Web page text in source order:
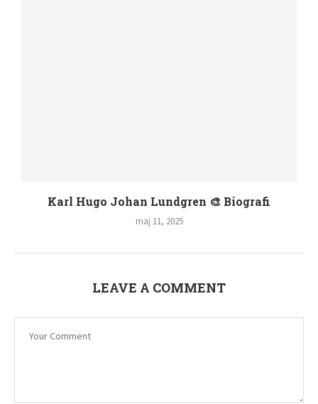
Karl Hugo Johan Lundgren 🎨 Biografi
maj 11, 2025
LEAVE A COMMENT